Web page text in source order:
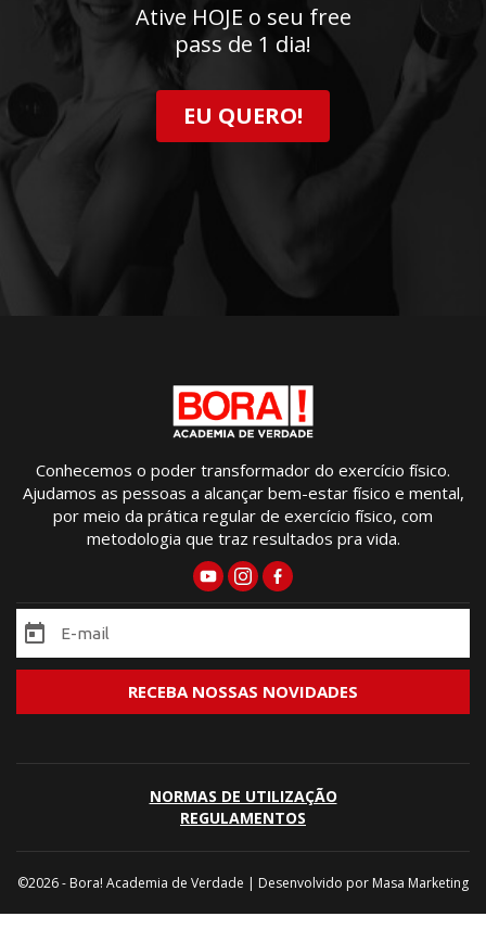
Ative HOJE o seu free
pass de 1 dia!
EU QUERO!
Conhecemos o poder transformador do exercício físico.
Ajudamos as pessoas a alcançar bem-estar físico e mental,
por meio da prática regular de exercício físico, com
metodologia que traz resultados pra vida.
NORMAS DE UTILIZAÇÃO
REGULAMENTOS
©2026 - Bora! Academia de Verdade | Desenvolvido por Masa Marketing